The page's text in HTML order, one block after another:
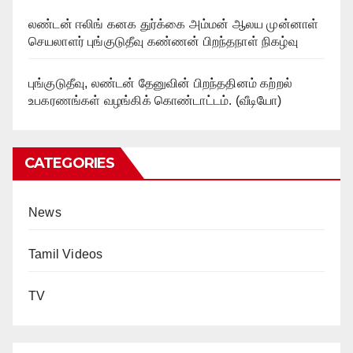
லண்டன் ஈலிங் கனக துர்க்கை அம்மன் ஆலய முன்னாள்
செயலாளர் புங்குடுதீவு கண்ணன் பிறந்தநாள் நிகழ்வு
புங்குடுதீவு, லண்டன் தேனுவின் பிறந்ததினம் கற்றல்
உபகரணங்கள் வழங்கிக் கொண்டாட்டம். (வீடியோ)
CATEGORIES
News
Tamil Videos
TV